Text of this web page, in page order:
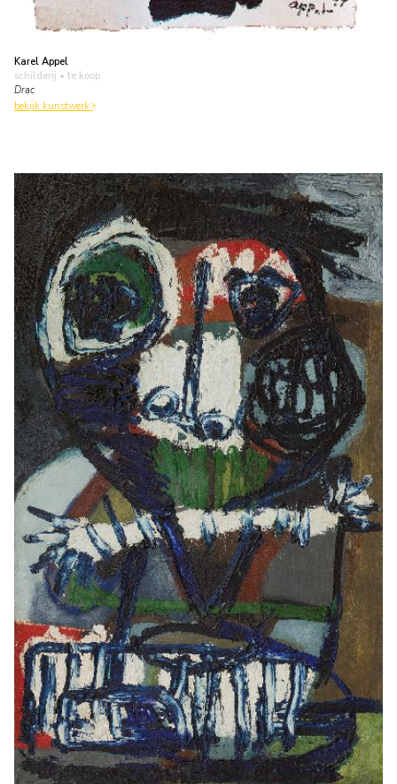
Karel Appel
schilderij • te koop
Drac
bekijk kunstwerk